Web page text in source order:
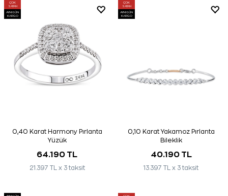
ÇOK
SATAN
AYNI GÜN
KARGO
0,40 Karat Harmony Pırlanta
Yüzük
64.190 TL
21.397 TL x 3 taksit
ÇOK
SATAN
AYNI GÜN
KARGO
0,10 Karat Yakamoz Pırlanta
Bileklik
40.190 TL
13.397 TL x 3 taksit